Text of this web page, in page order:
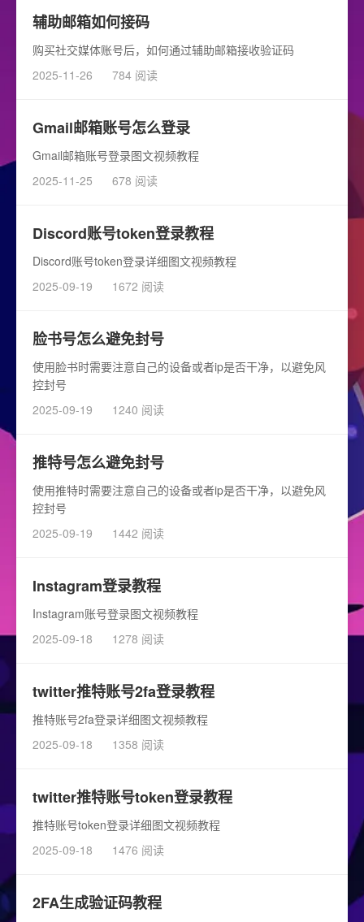
辅助邮箱如何接码
购买社交媒体账号后，如何通过辅助邮箱接收验证码
2025-11-26
784 阅读
Gmail邮箱账号怎么登录
Gmail邮箱账号登录图文视频教程
2025-11-25
678 阅读
Discord账号token登录教程
Discord账号token登录详细图文视频教程
2025-09-19
1672 阅读
脸书号怎么避免封号
使用脸书时需要注意自己的设备或者ip是否干净，以避免风
控封号
2025-09-19
1240 阅读
推特号怎么避免封号
使用推特时需要注意自己的设备或者ip是否干净，以避免风
控封号
2025-09-19
1442 阅读
Instagram登录教程
Instagram账号登录图文视频教程
2025-09-18
1278 阅读
twitter推特账号2fa登录教程
推特账号2fa登录详细图文视频教程
2025-09-18
1358 阅读
twitter推特账号token登录教程
推特账号token登录详细图文视频教程
2025-09-18
1476 阅读
2FA生成验证码教程